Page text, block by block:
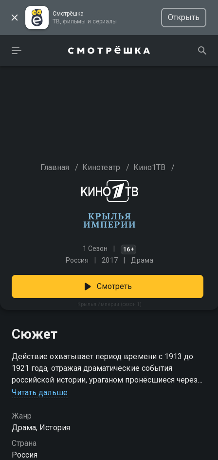
Смотрёшка
ТВ, фильмы и сериалы
Открыть
Главная / Кинотеатр / Кино1ТВ /
1 Сезон 16+
Россия 2017 Драма
Крылья Империи (сезон 1)
Смотреть
Сюжет
Действие охватывает период времени с 1913 до
1921 года, отражая драматические события
российской истории, ураганом пронёсшиеся через
судьбы людей и страны, оставив после себя для
новой жизни.
Посмотреть онлайн 1 сезон сериала Крылья
Империи вы можете совершенно бесплатно в
Читать дальше
Жанр
Драма, История
Страна
Россия